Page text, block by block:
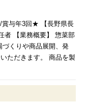
賞与年3回★ 【長野県長
者 【業務概要】 惣菜部
づくりや商品展開、発
ただきます。 商品を製